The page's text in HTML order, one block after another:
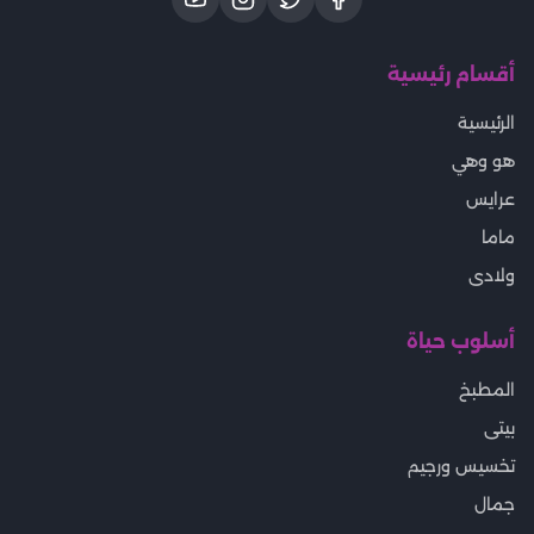
أقسام رئيسية
الرئيسية
هو وهي
عرايس
ماما
ولادى
أسلوب حياة
المطبخ
بيتى
تخسيس ورجيم
جمال